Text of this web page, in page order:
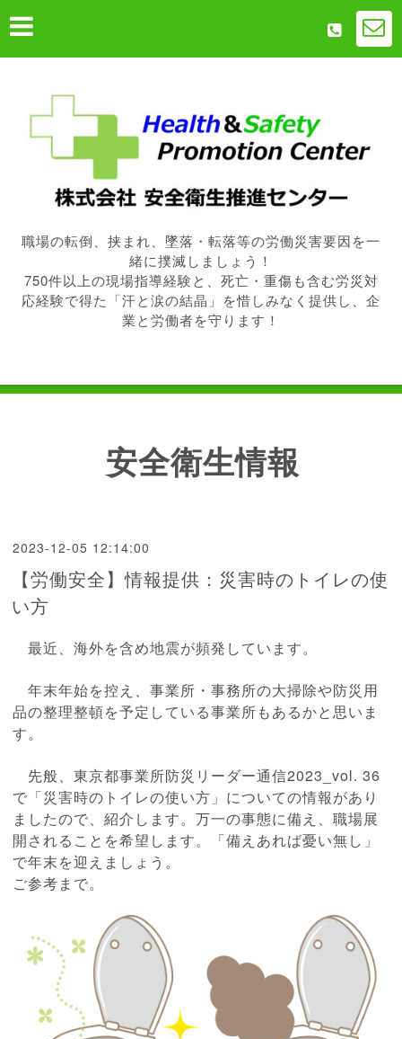
職場の転倒、挟まれ、墜落・転落等の労働災害要因を一
緒に撲滅しましょう！
750件以上の現場指導経験と、死亡・重傷も含む労災対
応経験で得た「汗と涙の結晶」を惜しみなく提供し、企
業と労働者を守ります！
安全衛生情報
2023-12-05 12:14:00
【労働安全】情報提供：災害時のトイレの使
い方
最近、海外を含め地震が頻発しています。
年末年始を控え、事業所・事務所の大掃除や防災用
品の整理整頓を予定している事業所もあるかと思いま
す。
先般、東京都事業所防災リーダー通信2023_vol. 36
で「災害時のトイレの使い方」についての情報があり
ましたので、紹介します。万一の事態に備え、職場展
開されることを希望します。「備えあれば憂い無し」
で年末を迎えましょう。
ご参考まで。